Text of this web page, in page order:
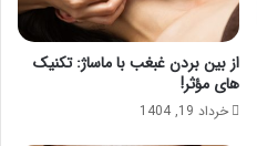
از بین بردن غبغب با ماساژ: تکنیک
های مؤثر!
خرداد 19, 1404